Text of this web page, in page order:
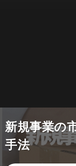
新規事業の
手法